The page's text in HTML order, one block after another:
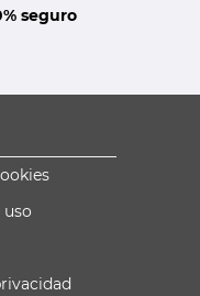
seguro
uso